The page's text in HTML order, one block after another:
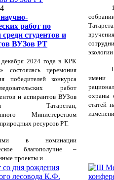
работ по
среди студентов и
ВУЗов РТ
2024 года в КРК
состоялась церемония
победителей конкурса
работ
и аспирантов ВУЗов
Татарстан,
Министерством
ресурсов РТ.
в номинации
благополучие –
проекты и ...
имени
охраны
статей